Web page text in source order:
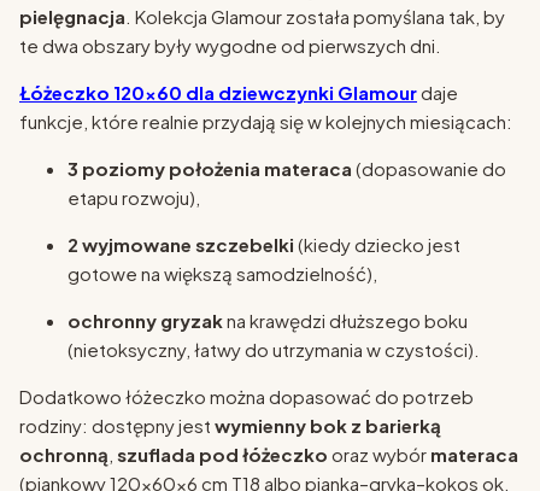
pielęgnacja . Kolekcja Glamour została pomyślana tak, by
te dwa obszary były wygodne od pierwszych dni.
Łóżeczko 120x60 dla dziewczynki Glamourdaje
funkcje, które realnie przydają się w kolejnych miesiącach:
3 poziomy położenia materaca (dopasowanie do
etapu rozwoju),
2 wyjmowane szczebelki (kiedy dziecko jest
gotowe na większą samodzielność),
ochronny gryzakna krawędzi dłuższego boku
(nietoksyczny, łatwy do utrzymania w czystości).
Dodatkowo łóżeczko można dopasować do potrzeb
rodziny: dostępny jest wymienny bok z barierką
ochronną szuflada pod łóżeczko oraz wybór materaca
(piankowy 120×60×6 cm T18 albo pianka–gryka–kokos ok.